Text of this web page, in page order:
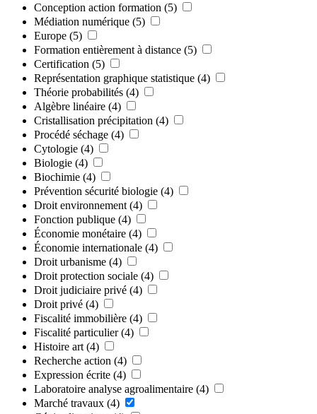
Conception action formation (5)
Médiation numérique (5)
Europe (5)
Formation entièrement à distance (5)
Certification (5)
Représentation graphique statistique (4)
Théorie probabilités (4)
Algèbre linéaire (4)
Cristallisation précipitation (4)
Procédé séchage (4)
Cytologie (4)
Biologie (4)
Biochimie (4)
Prévention sécurité biologie (4)
Droit environnement (4)
Fonction publique (4)
Économie monétaire (4)
Économie internationale (4)
Droit urbanisme (4)
Droit protection sociale (4)
Droit judiciaire privé (4)
Droit privé (4)
Fiscalité immobilière (4)
Fiscalité particulier (4)
Histoire art (4)
Recherche action (4)
Expression écrite (4)
Laboratoire analyse agroalimentaire (4)
Marché travaux (4)